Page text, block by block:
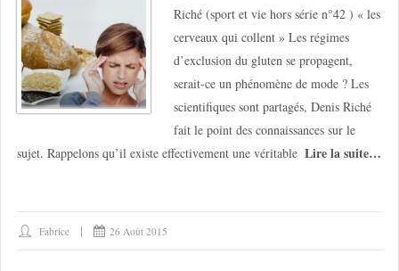
Riché (sport et vie hors série n°42 ) « les
cerveaux qui collent » Les régimes
d’exclusion du gluten se propagent,
serait-ce un phénomène de mode ? Les
scientifiques sont partagés, Denis Riché
fait le point des connaissances sur le
sujet. Rappelons qu’il existe effectivement une véritable Lire la suite…
Fabrice 26 Août 2015